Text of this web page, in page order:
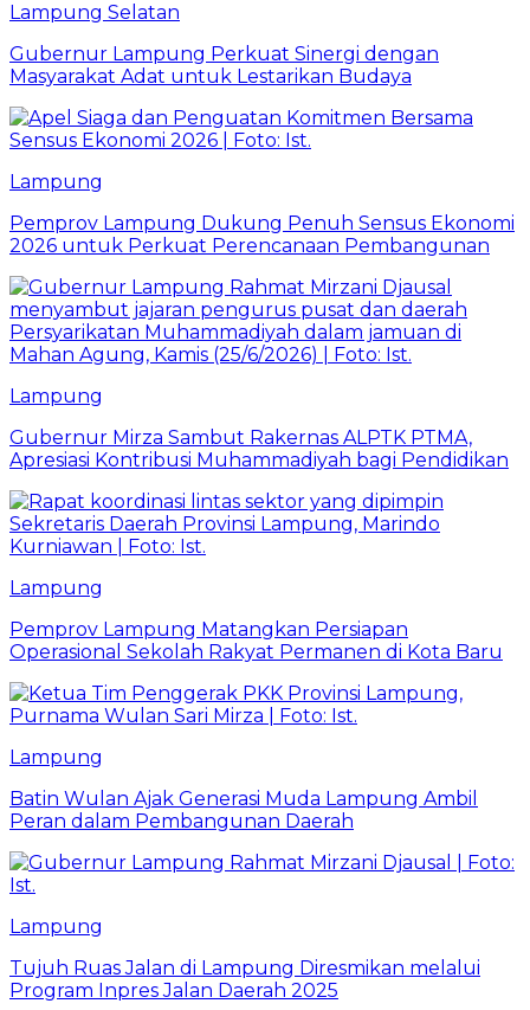
Lampung Selatan
Gubernur Lampung Perkuat Sinergi dengan
Masyarakat Adat untuk Lestarikan Budaya
Lampung
Pemprov Lampung Dukung Penuh Sensus Ekonomi
2026 untuk Perkuat Perencanaan Pembangunan
Lampung
Gubernur Mirza Sambut Rakernas ALPTK PTMA,
Apresiasi Kontribusi Muhammadiyah bagi Pendidikan
Lampung
Pemprov Lampung Matangkan Persiapan
Operasional Sekolah Rakyat Permanen di Kota Baru
Lampung
Batin Wulan Ajak Generasi Muda Lampung Ambil
Peran dalam Pembangunan Daerah
Lampung
Tujuh Ruas Jalan di Lampung Diresmikan melalui
Program Inpres Jalan Daerah 2025